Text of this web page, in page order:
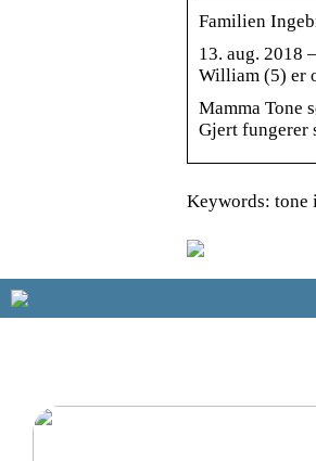
Familien
13. aug. 2018
William (5) er
Mamma Tone
Gjert fungerer
Keywords: tone